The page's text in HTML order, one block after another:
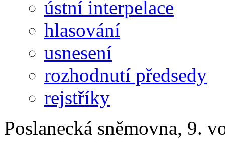
ústní interpelace
hlasování
usnesení
rozhodnutí předsedy
rejstříky
Poslanecká sněmovna, 9.